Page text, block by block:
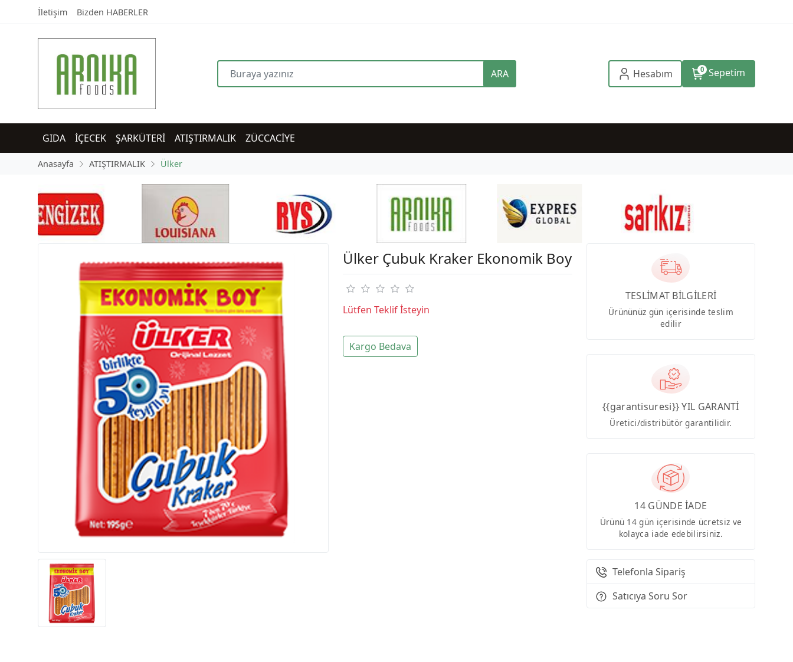
İletişim Bizden HABERLER
ARA Hesabım 0 Sepetim
GIDA İÇECEK ŞARKÜTERİ ATIŞTIRMALIK ZÜCCACİYE
Anasayfa ATIŞTIRMALIK Ülker
Ülker Çubuk Kraker Ekonomik Boy
Lütfen Teklif İsteyin
Kargo Bedava
TESLİMAT BİLGİLERİ
Ürününüz gün içerisinde teslim
edilir
{{garantisuresi}} YIL GARANTİ
Üretici/distribütör garantilidir.
14 GÜNDE İADE
Ürünü 14 gün içerisinde ücretsiz ve
kolayca iade edebilirsiniz.
Telefonla Sipariş
Satıcıya Soru Sor